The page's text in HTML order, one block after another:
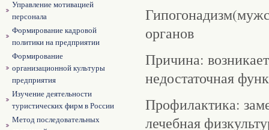
Управление мотивацией
персонала
Формирование кадровой
политики на предприятии
Формирование
организационной культуры
предприятия
Изучение деятельности
туристических фирм в России
Метод последовательных
органов
Причина:
недостаточная
Профилактика:
лечебная